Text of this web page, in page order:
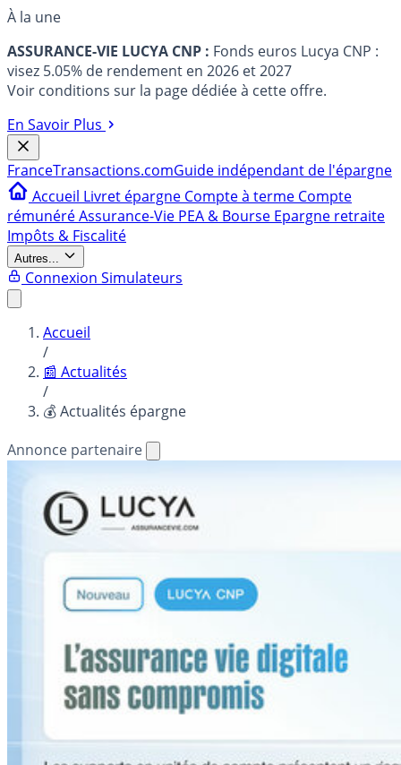
À la une
ASSURANCE-VIE LUCYA CNP : Fonds euros Lucya CNP :
visez 5.05% de rendement en 2026 et 2027
Voir conditions sur la page dédiée à cette offre.
En Savoir Plus
FranceTransactions.comGuide indépendant de l'épargne
Accueil Livret épargne Compte à terme Compte
rémunéréAssurance-Vie PEA & Bourse Epargne retraite
Impôts & Fiscalité
Autres...
Connexion Simulateurs
Accueil
/
📰 Actualités
/
💰 Actualités épargne
Annonce partenaire